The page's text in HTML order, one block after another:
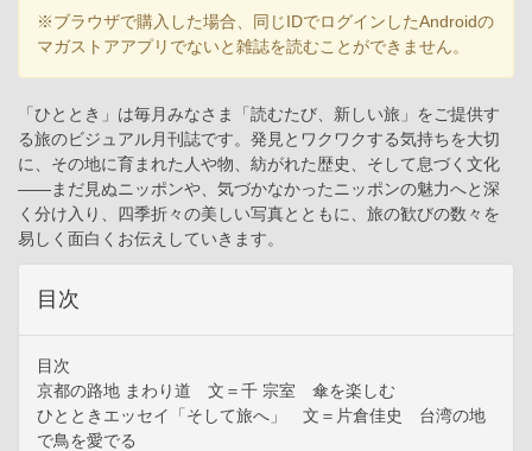
※ブラウザで購入した場合、同じIDでログインしたAndroidの
マガストアアプリでないと雑誌を読むことができません。
「ひととき」は毎月みなさま「読むたび、新しい旅」をご提供す
る旅のビジュアル月刊誌です。発見とワクワクする気持ちを大切
に、その地に育まれた人や物、紡がれた歴史、そして息づく文化
――まだ見ぬニッポンや、気づかなかったニッポンの魅力へと深
く分け入り、四季折々の美しい写真とともに、旅の歓びの数々を
易しく面白くお伝えしていきます。
目次
目次
京都の路地 まわり道 文＝千 宗室 傘を楽しむ
ひとときエッセイ「そして旅へ」 文＝片倉佳史 台湾の地
で鳥を愛でる